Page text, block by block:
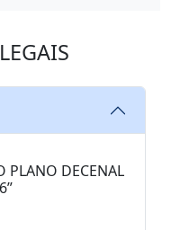
PLANO DECENAL